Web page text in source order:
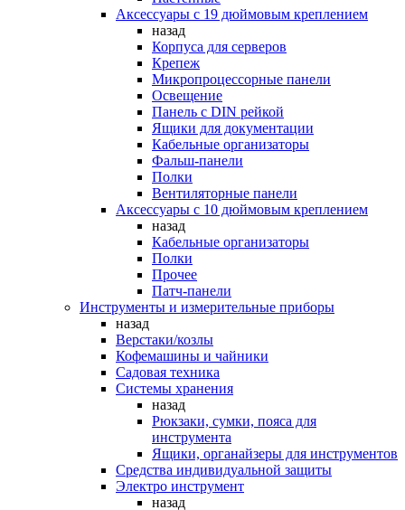
Аксессуары с 19 дюймовым креплением
назад
Корпуса для серверов
Крепеж
Микропроцессорные панели
Освещение
Панель с DIN рейкой
Ящики для документации
Кабельные организаторы
Фальш-панели
Полки
Вентиляторные панели
Аксессуары с 10 дюймовым креплением
назад
Кабельные организаторы
Полки
Прочее
Патч-панели
Инструменты и измерительные приборы
назад
Верстаки/козлы
Кофемашины и чайники
Садовая техника
Системы хранения
назад
Рюкзаки, сумки, пояса для
инструмента
Ящики, органайзеры для инструментов
Средства индивидуальной защиты
Электро инструмент
назад